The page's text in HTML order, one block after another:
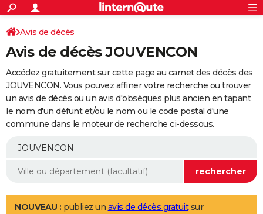
ACTUALITÉS
Politique
Société
Faits Divers
Education
Monde
Villes
+
SPORT
Coupe du monde 2026
Football
Tennis
Cyclisme
Rugby
Forum
Programme TV
TNT
Streaming
Cinéma
Sorties cinéma
Musique
+
FINANCE
Impôts
Immobilier
Risques naturels par ville
Banque
Assurance
Crédit
AUTO
Essais
Réserver un essai
Citadines
Berlines
SUV
Forum auto
+
Mobiles
Meilleur smartphone
Internet
Ordinateurs
Jeux vidéo
Guide high-tech
Aménagement intérieur
LIFESTYLE
Avis de décès
Avis de décès JOUVENCON
Accédez gratuitement sur cette page au carnet des décès des
JOUVENCON. Vous pouvez affiner votre recherche ou trouver
un avis de décès ou un avis d'obsèques plus ancien en tapant
le nom d'un défunt et/ou le nom ou le code postal d'une
commune dans le moteur de recherche ci-dessous.
NOUVEAU : publiez un avis de décès gratuitsur